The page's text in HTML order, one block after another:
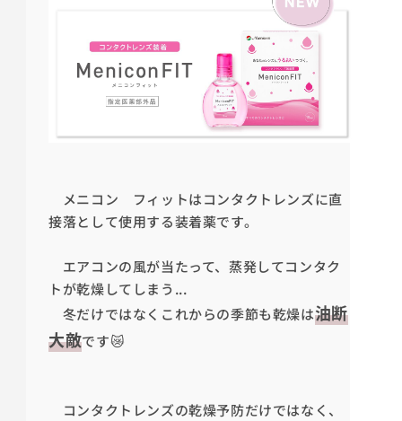
メニコン フィットはコンタクトレンズに直
接落として使用する装着薬です。
エアコンの風が当たって、蒸発してコンタク
トが乾燥してしまう...
冬だけではなくこれからの季節も乾燥は油断
大敵です😿
コンタクトレンズの乾燥予防だけではなく、